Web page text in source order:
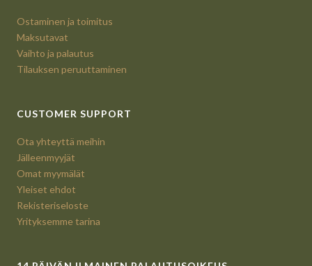
Ostaminen ja toimitus
Maksutavat
Vaihto ja palautus
Tilauksen peruuttaminen
CUSTOMER SUPPORT
Ota yhteyttä meihin
Jälleenmyyjät
Omat myymälät
Yleiset ehdot
Rekisteriseloste
Yrityksemme tarina